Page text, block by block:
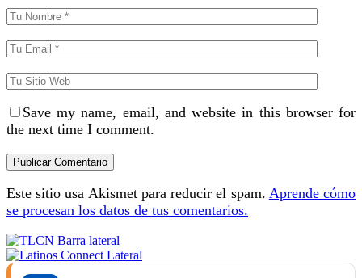
Save my name, email, and website in this browser for
the next time I comment.
Este sitio usa Akismet para reducir el spam. Aprende cómo
se procesan los datos de tus comentarios.